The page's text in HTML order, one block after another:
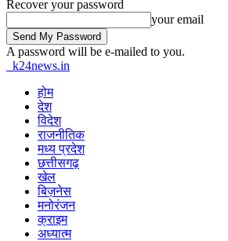
Recover your password
your email
A password will be e-mailed to you.
k24news.in
होम
देश
विदेश
राजनीतिक
मध्य प्रदेश
छत्तीसगढ़
खेल
बिज़नेस
मनोरंजन
क्राइम
अध्यात्म